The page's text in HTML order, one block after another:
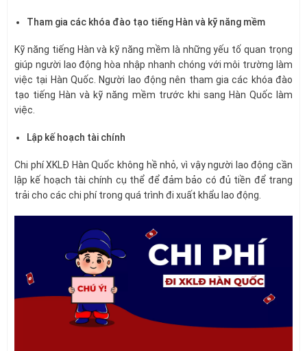
Tham gia các khóa đào tạo tiếng Hàn và kỹ năng mềm
Kỹ năng tiếng Hàn và kỹ năng mềm là những yếu tố quan trọng
giúp người lao động hòa nhập nhanh chóng với môi trường làm
việc tại Hàn Quốc. Người lao động nên tham gia các khóa đào
tạo tiếng Hàn và kỹ năng mềm trước khi sang Hàn Quốc làm
việc.
Lập kế hoạch tài chính
Chi phí XKLĐ Hàn Quốc không hề nhỏ, vì vậy người lao động cần
lập kế hoạch tài chính cụ thể để đảm bảo có đủ tiền để trang
trải cho các chi phí trong quá trình đi xuất khẩu lao động.